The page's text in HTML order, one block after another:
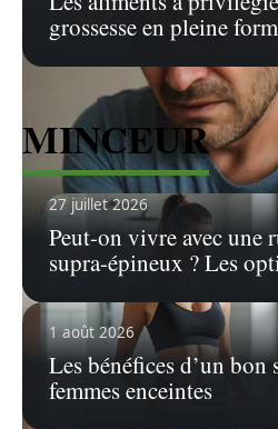
grossesse en pleine
1 août 2026
Les bénéfices d’un
femmes enceintes
27 juillet 2026
Peut-on vivre avec une
supra-épineux ? Les
MINCEUR